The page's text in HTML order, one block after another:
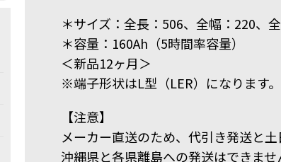
＊サイズ：全長：506、全幅：220、
＊容量：160Ah（5時間率容量）
＜新品12ヶ月＞
※端子形状はL型（LER）になります。
【注意】
メーカー直送のため、代引き発送と
沖縄県と各県離島への発送はできませ